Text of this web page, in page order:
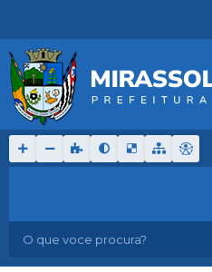
O que voce procura?